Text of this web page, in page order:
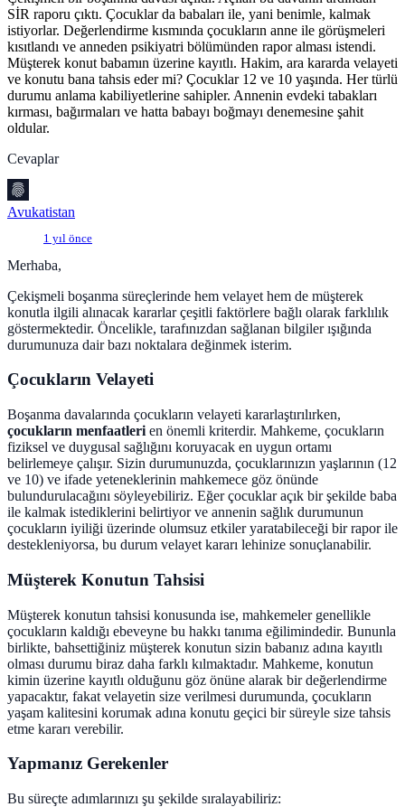
SİR raporu çıktı. Çocuklar da babaları ile, yani benimle, kalmak
istiyorlar. Değerlendirme kısmında çocukların anne ile görüşmeleri
kısıtlandı ve anneden psikiyatri bölümünden rapor alması istendi.
Müşterek konut babamın üzerine kayıtlı. Hakim, ara kararda velayeti
ve konutu bana tahsis eder mi? Çocuklar 12 ve 10 yaşında. Her türlü
durumu anlama kabiliyetlerine sahipler. Annenin evdeki tabakları
kırması, bağırmaları ve hatta babayı boğmayı denemesine şahit
oldular.
Cevaplar
Avukatistan
1 yıl önce
Merhaba,
Çekişmeli boşanma süreçlerinde hem velayet hem de müşterek
konutla ilgili alınacak kararlar çeşitli faktörlere bağlı olarak farklılık
göstermektedir. Öncelikle, tarafınızdan sağlanan bilgiler ışığında
durumunuza dair bazı noktalara değinmek isterim.
Çocukların Velayeti
Boşanma davalarında çocukların velayeti kararlaştırılırken,
çocukların menfaatleri en önemli kriterdir. Mahkeme, çocukların
fiziksel ve duygusal sağlığını koruyacak en uygun ortamı
belirlemeye çalışır. Sizin durumunuzda, çocuklarınızın yaşlarının (12
ve 10) ve ifade yeteneklerinin mahkemece göz önünde
bulundurulacağını söyleyebiliriz. Eğer çocuklar açık bir şekilde baba
ile kalmak istediklerini belirtiyor ve annenin sağlık durumunun
çocukların iyiliği üzerinde olumsuz etkiler yaratabileceği bir rapor ile
destekleniyorsa, bu durum velayet kararı lehinize sonuçlanabilir.
Müşterek Konutun Tahsisi
Müşterek konutun tahsisi konusunda ise, mahkemeler genellikle
çocukların kaldığı ebeveyne bu hakkı tanıma eğilimindedir. Bununla
birlikte, bahsettiğiniz müşterek konutun sizin babanız adına kayıtlı
olması durumu biraz daha farklı kılmaktadır. Mahkeme, konutun
kimin üzerine kayıtlı olduğunu göz önüne alarak bir değerlendirme
yapacaktır, fakat velayetin size verilmesi durumunda, çocukların
yaşam kalitesini korumak adına konutu geçici bir süreyle size tahsis
etme kararı verebilir.
Yapmanız Gerekenler
Bu süreçte adımlarınızı şu şekilde sıralayabiliriz: